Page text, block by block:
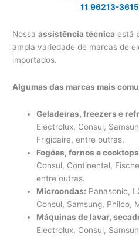
11 96213-3615
Nossaassistência técnica está
ampla variedade de marcas de
importados.
Algumas das marcas mais
Geladeiras, freezers e
Electrolux, Consul,
Frigidaire, entre outras.
Fogões, fornos e
Consul, Continental,
entre outras.
Microondas: Panasonic,
Consul, Samsung, Philco,
Máquinas de lavar,
Electrolux, Consul,